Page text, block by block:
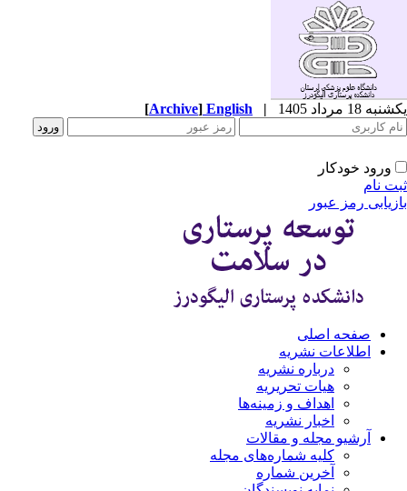
18 مرداد 1405 |
English
[Archive]
ورود خودکار
نام
رمز عبور
صفحه اصلی
اطلاعات نشریه
درباره نشریه
هیات تحریریه
اهداف و زمینه‌ها
اخبار نشریه
آرشیو مجله و مقالات
کلیه شماره‌های مجله
آخرین شماره